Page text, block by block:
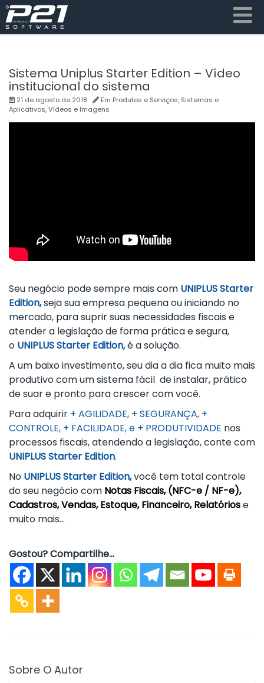
Sistema Uniplus Starter Edition – Vídeo
institucional do sistema
21 de agosto de 2018 Em Produtos e Serviços, Sistemas e
Aplicativos,Vídeos e Imagens
Seu negócio pode sempre mais com UNIPLUS Starter
Edition,seja sua empresa pequena ou iniciando no
mercado, para suprir suas necessidades fiscais e
atender a legislação de forma prática e segura,
o UNIPLUS Starter Edition,é a solução.
A um baixo investimento, seu dia a dia fica muito mais
produtivo com um sistema fácil de instalar, prático
de suar e pronto para crescer com você.
Para adquirir + AGILIDADE, + SEGURANÇA, +
CONTROLE, + FACILIDADE, e + PRODUTIVIDADE nos
processos fiscais, atendendo a legislação, conte com
UNIPLUS Starter Edition.
No UNIPLUS Starter Edition,você tem total controle
do seu negócio com Notas Fiscais, (NFC-e / NF-e),
Cadastros, Vendas, Estoque, Financeiro, Relatóriose
muito mais…
Gostou? Compartilhe...
Sobre O Autor